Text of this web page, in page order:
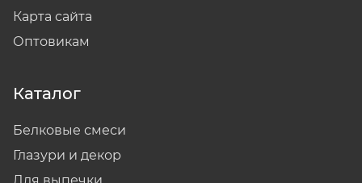
Карта сайта
Оптовикам
Каталог
Белковые смеси
Глазури и декор
Для выпечки